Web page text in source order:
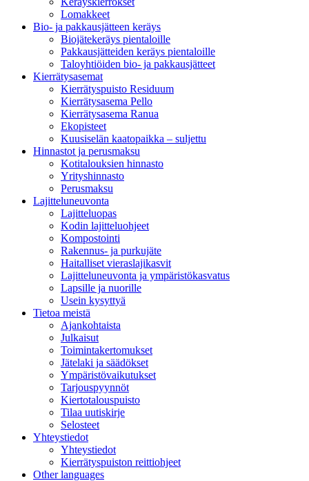
Lomakkeet
Bio- ja pakkausjätteen keräys
Biojätekeräys pientaloille
Pakkausjätteiden keräys pientaloille
Taloyhtiöiden bio- ja pakkausjätteet
Kierrätysasemat
Kierrätyspuisto Residuum
Kierrätysasema Pello
Kierrätysasema Ranua
Ekopisteet
Kuusiselän kaatopaikka – suljettu
Hinnastot ja perusmaksu
Kotitalouksien hinnasto
Yrityshinnasto
Perusmaksu
Lajitteluneuvonta
Lajitteluopas
Kodin lajitteluohjeet
Kompostointi
Rakennus- ja purkujäte
Haitalliset vieraslajikasvit
Lajitteluneuvonta ja ympäristökasvatus
Lapsille ja nuorille
Usein kysyttyä
Tietoa meistä
Ajankohtaista
Julkaisut
Toimintakertomukset
Jätelaki ja säädökset
Ympäristövaikutukset
Tarjouspyynnöt
Kiertotalouspuisto
Tilaa uutiskirje
Selosteet
Yhteystiedot
Yhteystiedot
Kierrätyspuiston reittiohjeet
Other languages